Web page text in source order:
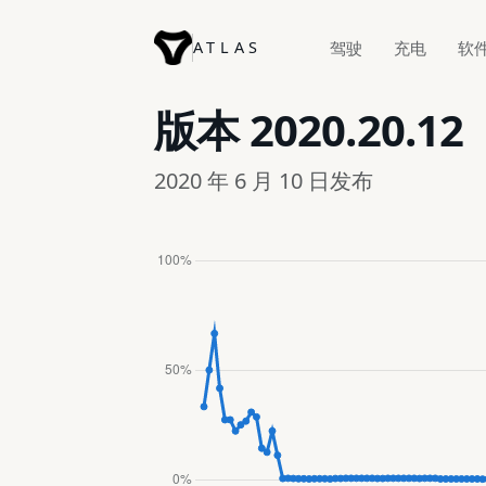
ATLAS 驾驶 充电 软
版本2020.20.12
2020 年 6 月 10 日发布